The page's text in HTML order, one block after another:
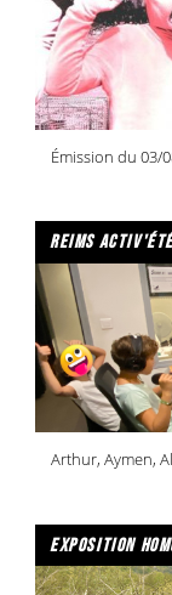
Émission du 03/
reims
Arthur, Aymen,
exposition